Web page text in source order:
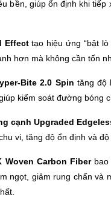
bền, giúp ổn định khi tiếp
Effecttạo hiệu ứng “bật lò
hơn mà không cần tốn
Bite 2.0 Spin tăng độ
kiểm soát đường bóng
cạnh Upgraded
vi, tăng độ ổn định và độ
Woven Carbon Fiberbao
ngọt, giảm rung chấn và